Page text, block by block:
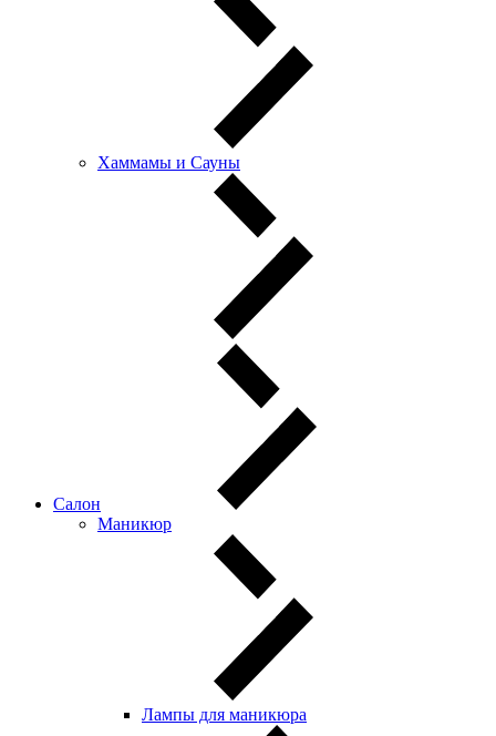
Хаммамы и Сауны
Салон
Маникюр
Лампы для маникюра